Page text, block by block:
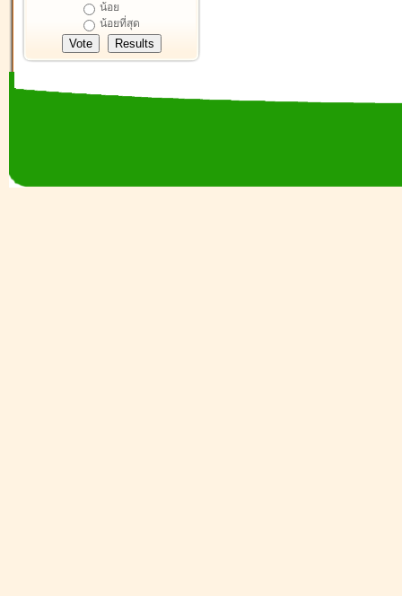
น้อย
น้อยที่สุด